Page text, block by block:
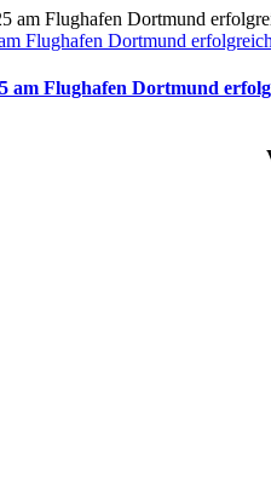
Flughafen Dortmund
am Flughafen Dortmund